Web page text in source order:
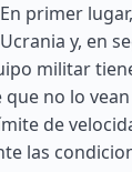
primer
y, en
militar
que no lo
de
las